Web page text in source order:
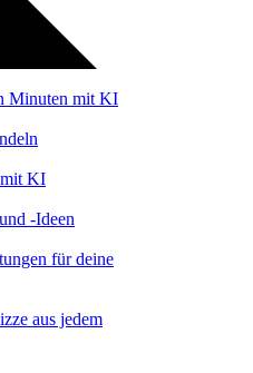
Minuten mit KI
mit KI
-Ideen
für deine
aus jedem